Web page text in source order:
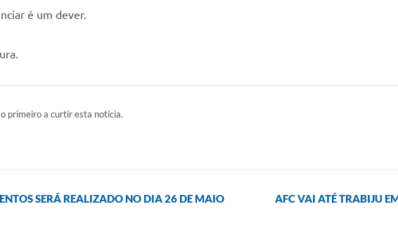
é um dever.
o primeiro a curtir esta notícia.
SERÁ REALIZADO NO DIA 26 DE MAIO AFC VAI ATÉ TRABIJU